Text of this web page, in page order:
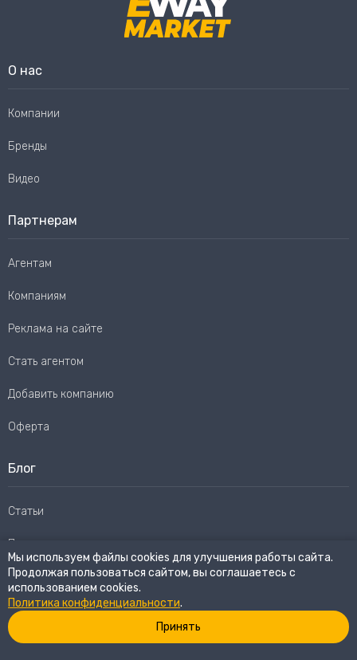
О нас
Компании
Бренды
Видео
Партнерам
Агентам
Компаниям
Реклама на сайте
Стать агентом
Добавить компанию
Оферта
Блог
Статьи
Пользовательское соглашение
Карта сайта
eWay Market.Все права защищены
Мы используем файлы cookies для улучшения работы сайта.
Продолжая пользоваться сайтом, вы соглашаетесь с
использованием cookies.
Политика конфиденциальности.
Принять